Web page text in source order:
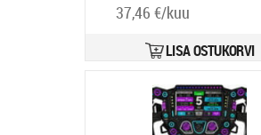
37,46 €/kuu
LISA OSTUKORVI